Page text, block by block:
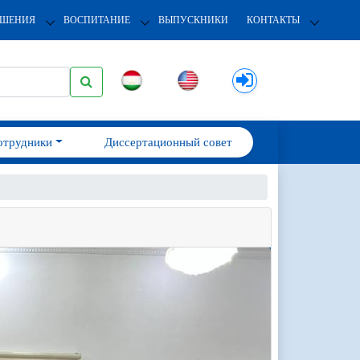
ВОСПИТАНИЕ ВЫПУСКНИКИ КОНТАКТЫ
Диссертационный совет